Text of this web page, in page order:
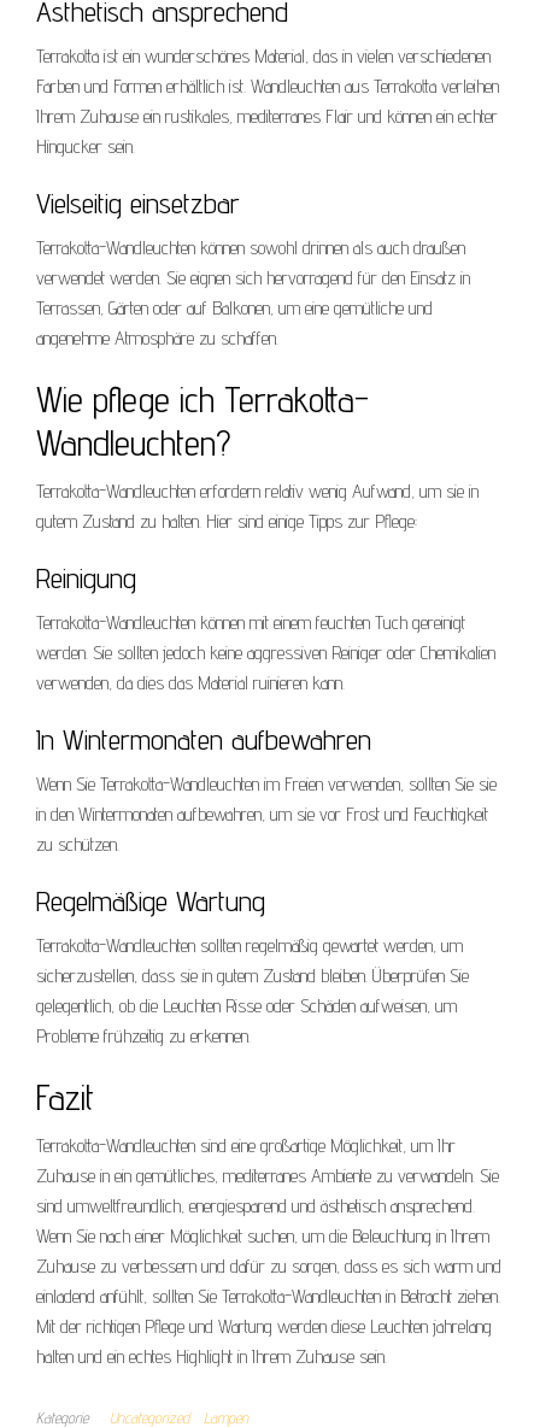
Ästhetisch ansprechend
Terrakotta ist ein wunderschönes Material, das in vielen verschiedenen
Farben und Formen erhältlich ist. Wandleuchten aus Terrakotta verleihen
Ihrem Zuhause ein rustikales, mediterranes Flair und können ein echter
Hingucker sein.
Vielseitig einsetzbar
Terrakotta-Wandleuchten können sowohl drinnen als auch draußen
verwendet werden. Sie eignen sich hervorragend für den Einsatz in
Terrassen, Gärten oder auf Balkonen, um eine gemütliche und
angenehme Atmosphäre zu schaffen.
Wie pflege ich Terrakotta-
Wandleuchten?
Terrakotta-Wandleuchten erfordern relativ wenig Aufwand, um sie in
gutem Zustand zu halten. Hier sind einige Tipps zur Pflege:
Reinigung
Terrakotta-Wandleuchten können mit einem feuchten Tuch gereinigt
werden. Sie sollten jedoch keine aggressiven Reiniger oder Chemikalien
verwenden, da dies das Material ruinieren kann.
In Wintermonaten aufbewahren
Wenn Sie Terrakotta-Wandleuchten im Freien verwenden, sollten Sie sie
in den Wintermonaten aufbewahren, um sie vor Frost und Feuchtigkeit
zu schützen.
Regelmäßige Wartung
Terrakotta-Wandleuchten sollten regelmäßig gewartet werden, um
sicherzustellen, dass sie in gutem Zustand bleiben. Überprüfen Sie
gelegentlich, ob die Leuchten Risse oder Schäden aufweisen, um
Probleme frühzeitig zu erkennen.
Fazit
Terrakotta-Wandleuchten sind eine großartige Möglichkeit, um Ihr
Zuhause in ein gemütliches, mediterranes Ambiente zu verwandeln. Sie
sind umweltfreundlich, energiesparend und ästhetisch ansprechend.
Wenn Sie nach einer Möglichkeit suchen, um die Beleuchtung in Ihrem
Zuhause zu verbessern und dafür zu sorgen, dass es sich warm und
einladend anfühlt, sollten Sie Terrakotta-Wandleuchten in Betracht ziehen.
Mit der richtigen Pflege und Wartung werden diese Leuchten jahrelang
halten und ein echtes Highlight in Ihrem Zuhause sein.
Kategorie Uncategorized Lampen